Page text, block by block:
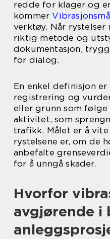
redde for klager og
kommer
verktøy. Når rystelser
riktig metode og
dokumentasjon,
for dialog.
En enkel definisjon
registrering og
eller grunn som følge
aktivitet, som
trafikk. Målet er å
rystelsene er, om de
anbefalte
for å unngå skader.
Hvorfor
avgjørende i